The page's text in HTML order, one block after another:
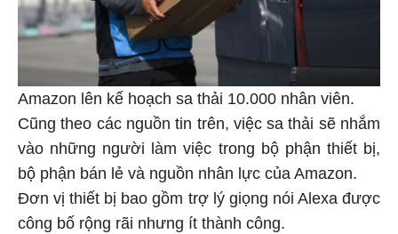
Amazon lên kế hoạch sa thải 10.000 nhân viên.
Cũng theo các nguồn tin trên, việc sa thải sẽ nhắm
vào những người làm việc trong bộ phận thiết bị,
bộ phận bán lẻ và nguồn nhân lực của Amazon.
Đơn vị thiết bị bao gồm trợ lý giọng nói Alexa được
công bố rộng rãi nhưng ít thành công.